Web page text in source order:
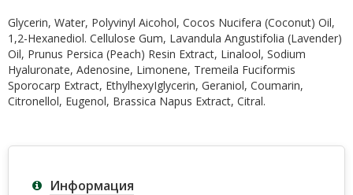
Glycerin, Water, Polyvinyl Aicohol, Cocos Nucifera (Coconut) Oil,
1,2-Hexanediol. Cellulose Gum, Lavandula Angustifolia (Lavender)
Oil, Prunus Persica (Peach) Resin Extract, Linalool, Sodium
Hyaluronate, Adenosine, Limonene, Tremeila Fuciformis
Sporocarp Extract, EthylhexyIglycerin, Geraniol, Coumarin,
Citronellol, Eugenol, Brassica Napus Extract, Citral.
Информация